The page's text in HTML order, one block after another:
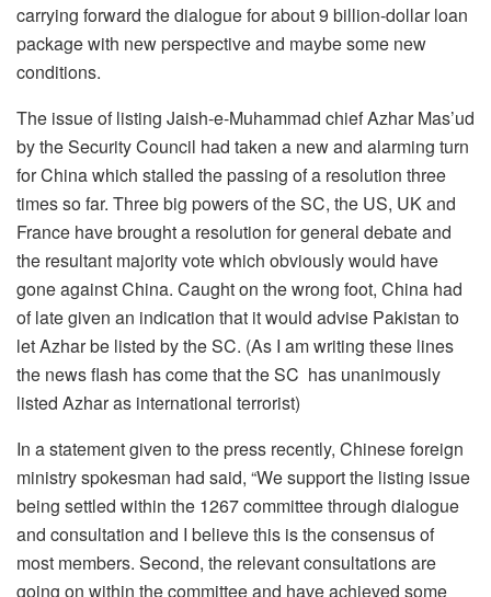
carrying forward the dialogue for about 9 billion-dollar loan
package with new perspective and maybe some new
conditions.
The issue of listing Jaish-e-Muhammad chief Azhar Mas’ud
by the Security Council had taken a new and alarming turn
for China which stalled the passing of a resolution three
times so far. Three big powers of the SC, the US, UK and
France have brought a resolution for general debate and
the resultant majority vote which obviously would have
gone against China. Caught on the wrong foot, China had
of late given an indication that it would advise Pakistan to
let Azhar be listed by the SC. (As I am writing these lines
the news flash has come that the SC has unanimously
listed Azhar as international terrorist)
In a statement given to the press recently, Chinese foreign
ministry spokesman had said, “We support the listing issue
being settled within the 1267 committee through dialogue
and consultation and I believe this is the consensus of
most members. Second, the relevant consultations are
going on within the committee and have achieved some